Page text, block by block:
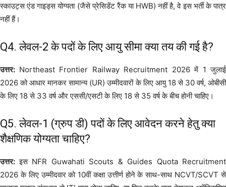
स्काउट्स एंड गाइड्स योग्यता (जैसे प्रेसिडेंट रैंक या HWB) नहीं है, वे इस भर्ती के पात्र
नहीं हैं।
Q4. लेवल-2 के पदों के लिए आयु सीमा क्या तय की गई है?
उत्तर: Northeast Frontier Railway Recruitment 2026 में 1 जुलाई
2026 को आधार मानकर सामान्य (UR) उम्मीदवारों के लिए आयु 18 से 30 वर्ष, ओबीसी
के लिए 18 से 33 वर्ष और एससी/एसटी के लिए 18 से 35 वर्ष के बीच होनी चाहिए।
Q5. लेवल-1 (ग्रुप डी) पदों के लिए आवेदन करने हेतु क्या
शैक्षणिक योग्यता चाहिए?
उत्तर:इस NFR Guwahati Scouts & Guides Quota Recruitment
2026 के लिए उम्मीदवार को 10वीं कक्षा उत्तीर्ण होने के साथ-साथ NCVT/SCVT से